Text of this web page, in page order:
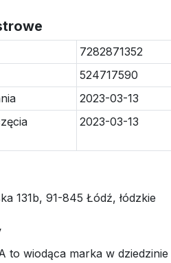
7282871352
524717590
2023-03-13
2023-03-13
131b, 91-845 Łódź, łódzkie
to wiodąca marka w